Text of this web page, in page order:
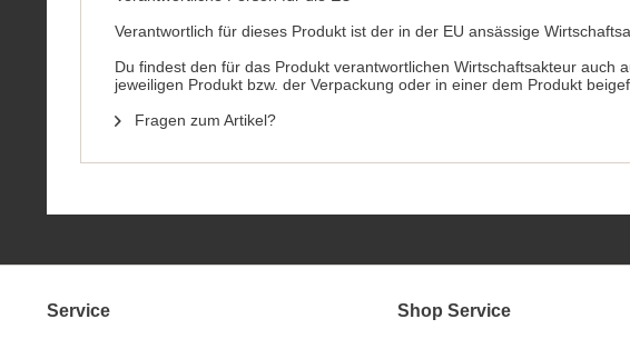
Verantwortlich für dieses Produkt ist der in der EU ansässige
Du findest den für das Produkt verantwortlichen Wirtschaftsakteur auch
jeweiligen Produkt bzw. der Verpackung oder in einer dem Produkt
Fragen zum Artikel?
Service Shop Service